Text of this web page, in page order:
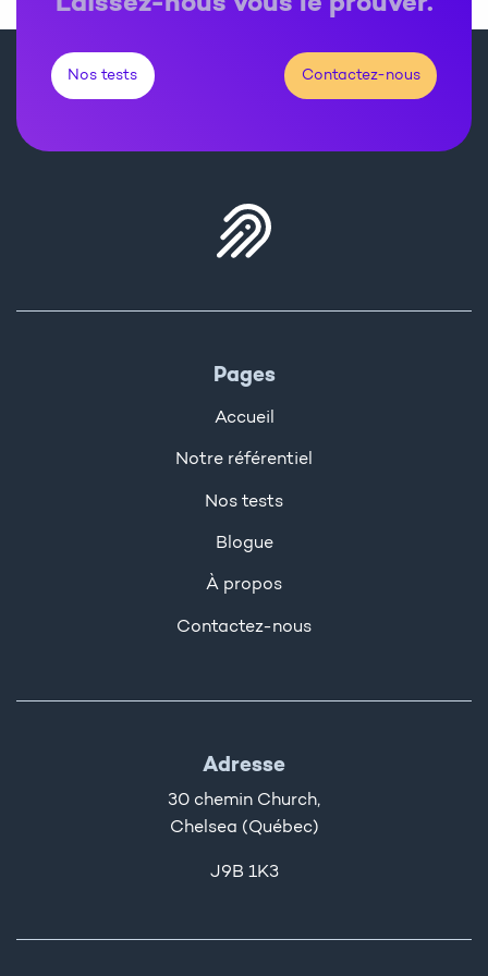
Nos tests Contactez-nous
Pages
Accueil
Notre référentiel
Nos tests
Blogue
À propos
Contactez-nous
Adresse
30 chemin Church,
Chelsea (Québec)
J9B 1K3